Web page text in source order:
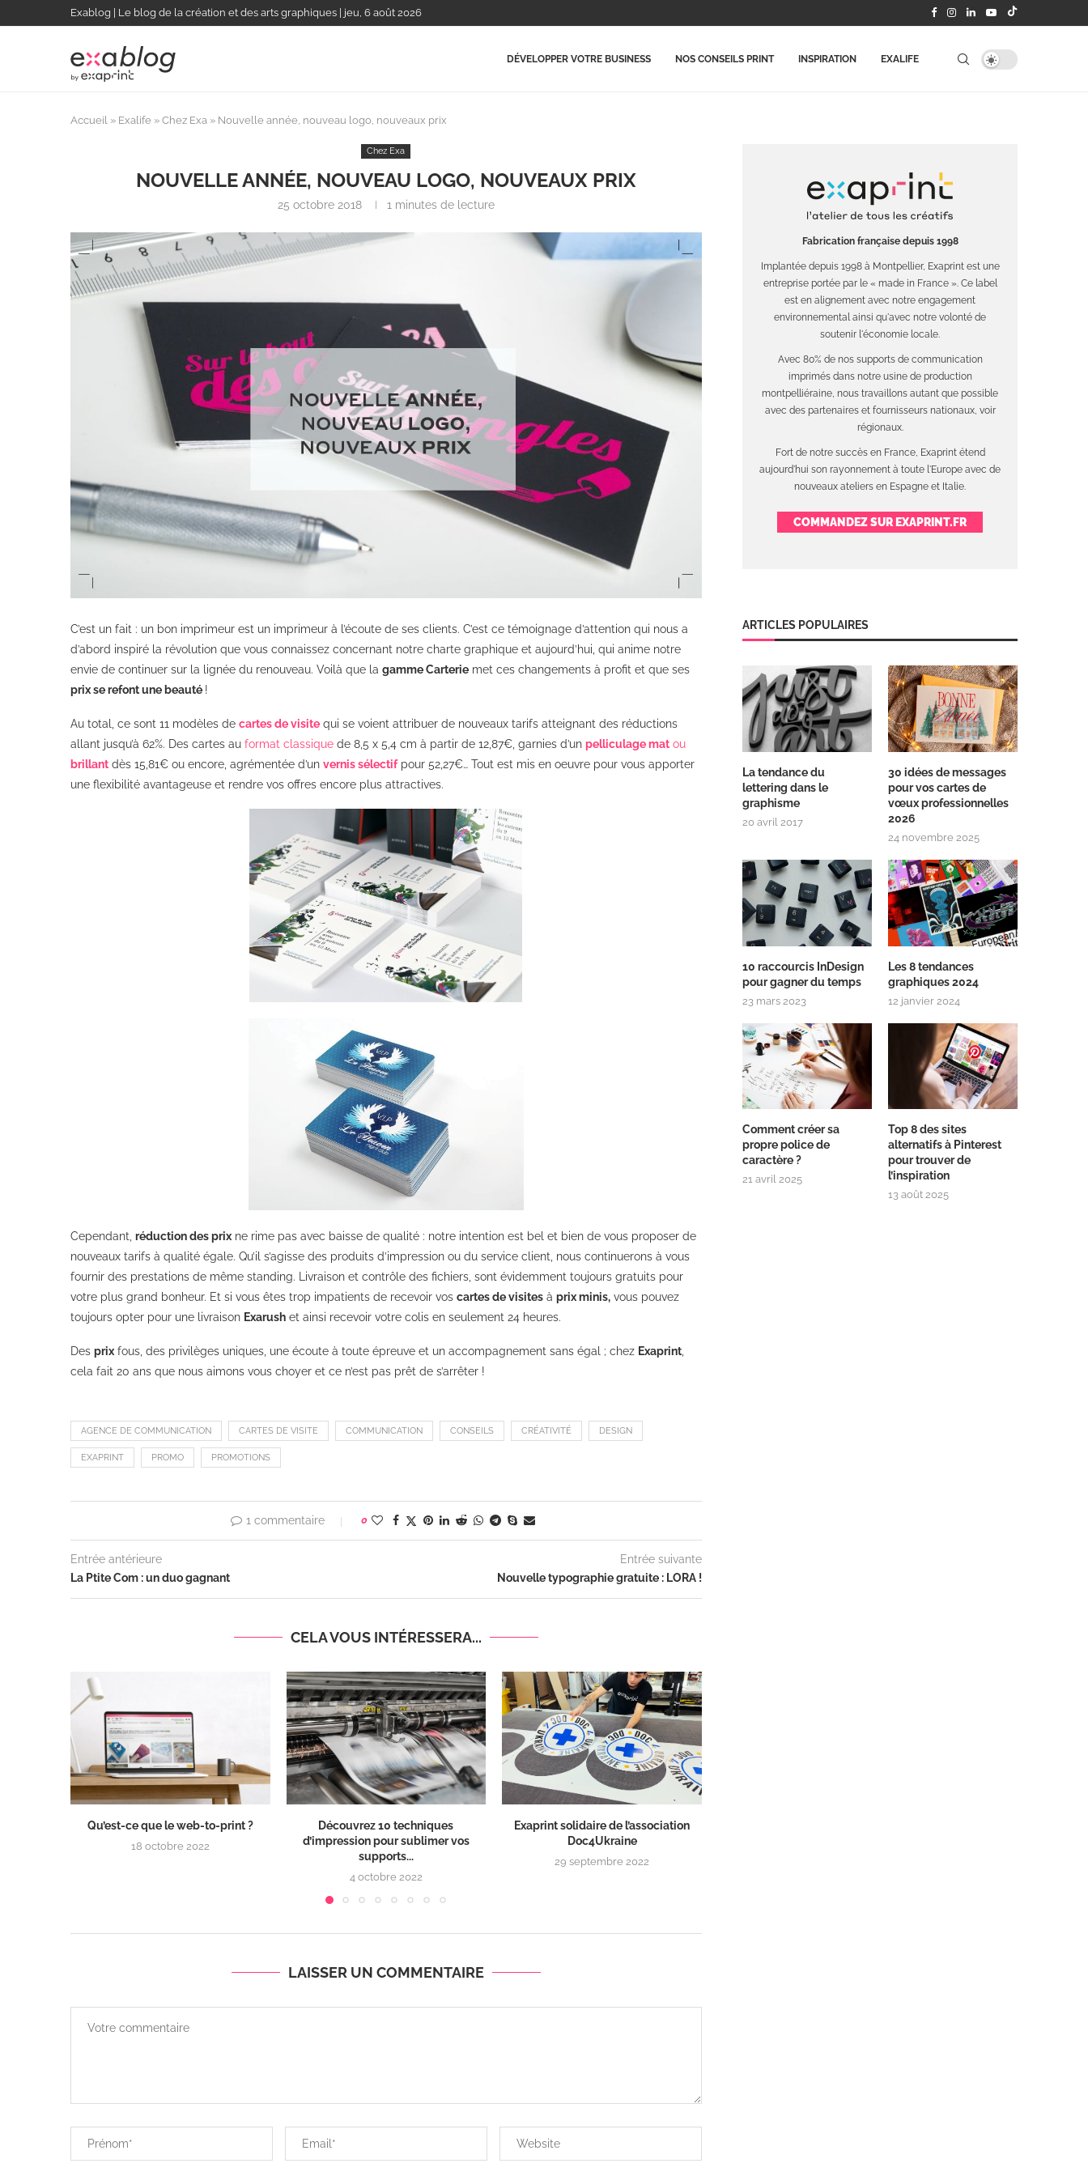
Exablog | Le blog de la création et des arts graphiques | jeu, 6 août 2026
DÉVELOPPER VOTRE BUSINESS NOS CONSEILS PRINT INSPIRATION EXALIFE
Accueil » Exalife » Chez Exa » Nouvelle année, nouveau logo, nouveaux prix
Chez Exa
NOUVELLE ANNÉE, NOUVEAU LOGO, NOUVEAUX PRIX
25 octobre 2018 1 minutes de lecture
C’est un fait : un bon imprimeur est un imprimeur à l’écoute de ses clients. C’est ce témoignage d’attention qui nous a
d’abord inspiré la révolution que vous connaissez concernant notre charte graphique et aujourd’hui, qui anime notre
envie de continuer sur la lignée du renouveau. Voilà que la gamme Carterie met ces changements à profit et que ses
prix se refont une beauté !
Au total, ce sont 11 modèles de cartes de visite qui se voient attribuer de nouveaux tarifs atteignant des réductions
allant jusqu’à 62%. Des cartes au format classique de 8,5 x 5,4 cm à partir de 12,87€, garnies d’un pelliculage mat ou
brillant dès 15,81€ ou encore, agrémentée d’un vernis sélectifpour 52,27€… Tout est mis en oeuvre pour vous apporter
une flexibilité avantageuse et rendre vos offres encore plus attractives.
Cependant, réduction des prix ne rime pas avec baisse de qualité : notre intention est bel et bien de vous proposer de
nouveaux tarifs à qualité égale. Qu’il s’agisse des produits d’impression ou du service client, nous continuerons à vous
fournir des prestations de même standing. Livraison et contrôle des fichiers, sont évidemment toujours gratuits pour
votre plus grand bonheur. Et si vous êtes trop impatients de recevoir vos cartes de visites à prix minis, vous pouvez
toujours opter pour une livraison Exarush et ainsi recevoir votre colis en seulement 24 heures.
Des prix fous, des privilèges uniques, une écoute à toute épreuve et un accompagnement sans égal ; chez Exaprint
cela fait 20 ans que nous aimons vous choyer et ce n’est pas prêt de s’arrêter !
AGENCE DE COMMUNICATION CARTES DE VISITE COMMUNICATION CONSEILS CRÉATIVITÉ DESIGN
EXAPRINT PROMO PROMOTIONS
1 commentaire 0
Entrée antérieure
La Ptite Com : un duo gagnant
Entrée suivante
Nouvelle typographie gratuite : LORA !
CELA VOUS INTÉRESSERA...
Qu’est-ce que le web-to-print ?
18 octobre 2022
Découvrez 10 techniques
d’impression pour sublimer vos
supports...
4 octobre 2022
Exaprint solidaire de l’association
Doc4Ukraine
29 septembre 2022
LAISSER UN COMMENTAIRE
Fabrication française depuis 1998
Implantée depuis 1998 à Montpellier, Exaprint est une
entreprise portée par le « made in France ». Ce label
est en alignement avec notre engagement
environnemental ainsi qu'avec notre volonté de
soutenir l'économie locale.
Avec 80% de nos supports de communication
imprimés dans notre usine de production
montpelliéraine, nous travaillons autant que possible
avec des partenaires et fournisseurs nationaux, voir
régionaux.
Fort de notre succès en France, Exaprint étend
aujourd'hui son rayonnement à toute l'Europe avec de
nouveaux ateliers en Espagne et Italie.
COMMANDEZ SUR EXAPRINT.FR
ARTICLES POPULAIRES
La tendance du
lettering dans le
graphisme
20 avril 2017
30 idées de messages
pour vos cartes de
vœux professionnelles
2026
24 novembre 2025
10 raccourcis InDesign
pour gagner du temps
23 mars 2023
Les 8 tendances
graphiques 2024
12 janvier 2024
Comment créer sa
propre police de
caractère ?
21 avril 2025
Top 8 des sites
alternatifs à Pinterest
pour trouver de
l’inspiration
13 août 2025